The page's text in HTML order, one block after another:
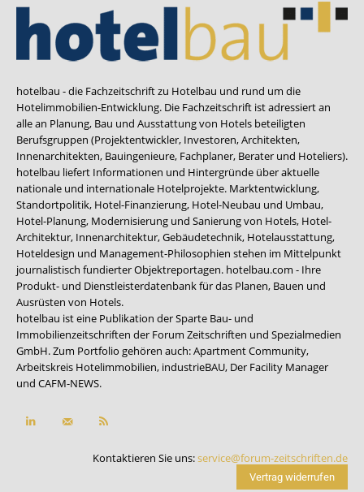
hotelbau - die Fachzeitschrift zu Hotelbau und rund um die
Hotelimmobilien-Entwicklung. Die Fachzeitschrift ist adressiert an
alle an Planung, Bau und Ausstattung von Hotels beteiligten
Berufsgruppen (Projektentwickler, Investoren, Architekten,
Innenarchitekten, Bauingenieure, Fachplaner, Berater und Hoteliers).
hotelbau liefert Informationen und Hintergründe über aktuelle
nationale und internationale Hotelprojekte. Marktentwicklung,
Standortpolitik, Hotel-Finanzierung, Hotel-Neubau und Umbau,
Hotel-Planung, Modernisierung und Sanierung von Hotels, Hotel-
Architektur, Innenarchitektur, Gebäudetechnik, Hotelausstattung,
Hoteldesign und Management-Philosophien stehen im Mittelpunkt
journalistisch fundierter Objektreportagen. hotelbau.com - Ihre
Produkt- und Dienstleisterdatenbank für das Planen, Bauen und
Ausrüsten von Hotels.
hotelbau ist eine Publikation der Sparte Bau- und
Immobilienzeitschriften der Forum Zeitschriften und Spezialmedien
GmbH. Zum Portfolio gehören auch:Apartment Community,
Arbeitskreis Hotelimmobilien, industrieBAU, Der Facility Manager
und CAFM-NEWS.
Kontaktieren Sie uns:service@forum-zeitschriften.de
Vertrag widerrufen